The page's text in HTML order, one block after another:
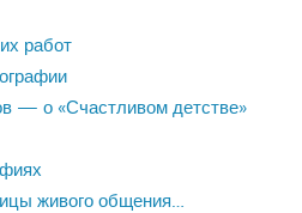
работ
— о «Счастливом детстве»
живого общения…